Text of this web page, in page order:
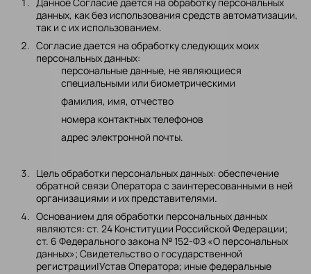
данных, как без использования средств автоматизации,
так и с их использованием.
Согласие дается на обработку следующих моих
персональных данных:
персональные данные, не являющиеся
специальными или биометрическими
фамилия, имя, отчество
номера контактных телефонов
адрес электронной почты.
Цель обработки персональных данных: обеспечение
обратной связи Оператора с заинтересованными в ней
организациями и их представителями.
Основанием для обработки персональных данных
являются: ст. 24 Конституции Российской Федерации;
ст. 6 Федерального закона № 152-ФЗ «О персональных
данных»; Свидетельство о государственной
регистрации|Устав Оператора; иные федеральные